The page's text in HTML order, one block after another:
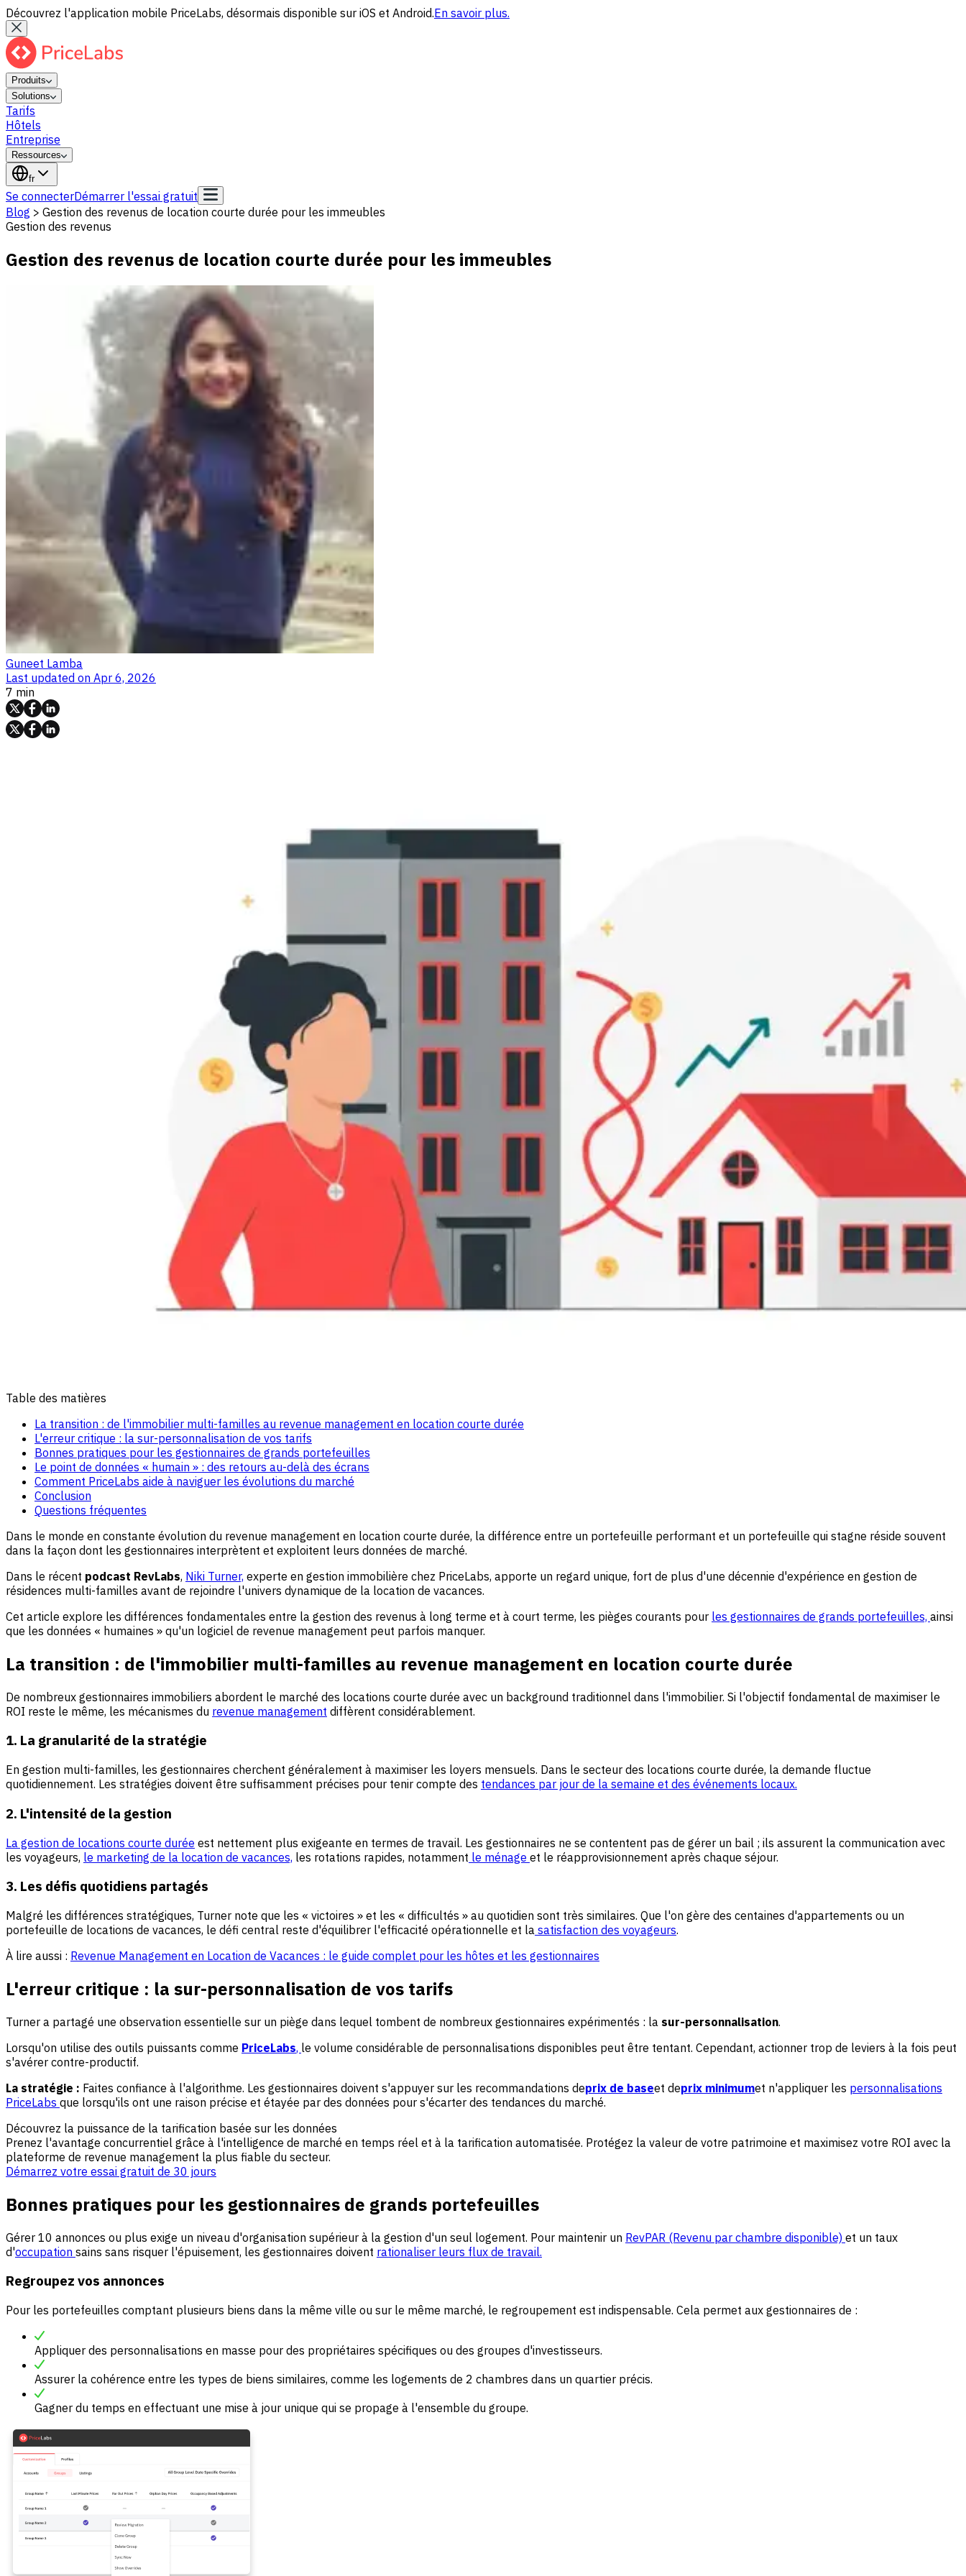
Découvrez l'application mobile PriceLabs, désormais disponible sur iOS et Android.En savoir plus.
Produits
Solutions
Tarifs
Hôtels
Entreprise
Ressources
fr
Se connecterDémarrer l'essai gratuit
Blog > Gestion des revenus de location courte durée pour les immeubles
Gestion des revenus
Gestion des revenus de location courte durée pour les immeubles
Guneet Lamba
Last updated on Apr 6, 2026
7 min
Table des matières
La transition : de l'immobilier multi-familles au revenue management en location courte durée
L'erreur critique : la sur-personnalisation de vos tarifs
Bonnes pratiques pour les gestionnaires de grands portefeuilles
Le point de données « humain » : des retours au-delà des écrans
Comment PriceLabs aide à naviguer les évolutions du marché
Conclusion
Questions fréquentes
Dans le monde en constante évolution du revenue management en location courte durée, la différence entre un portefeuille performant et un portefeuille qui stagne réside souvent
dans la façon dont les gestionnaires interprètent et exploitent leurs données de marché.
Dans le récent podcast RevLabs, Niki Turner, experte en gestion immobilière chez PriceLabs, apporte un regard unique, fort de plus d'une décennie d'expérience en gestion de
résidences multi-familles avant de rejoindre l'univers dynamique de la location de vacances.
Cet article explore les différences fondamentales entre la gestion des revenus à long terme et à court terme, les pièges courants pour les gestionnaires de grands portefeuilles, ainsi
que les données « humaines » qu'un logiciel de revenue management peut parfois manquer.
La transition : de l'immobilier multi-familles au revenue management en location courte durée
De nombreux gestionnaires immobiliers abordent le marché des locations courte durée avec un background traditionnel dans l'immobilier. Si l'objectif fondamental de maximiser le
ROI reste le même, les mécanismes du revenue management diffèrent considérablement.
1. La granularité de la stratégie
En gestion multi-familles, les gestionnaires cherchent généralement à maximiser les loyers mensuels. Dans le secteur des locations courte durée, la demande fluctue
quotidiennement. Les stratégies doivent être suffisamment précises pour tenir compte des tendances par jour de la semaine et des événements locaux.
2. L'intensité de la gestion
La gestion de locations courte durée est nettement plus exigeante en termes de travail. Les gestionnaires ne se contentent pas de gérer un bail ; ils assurent la communication avec
les voyageurs, le marketing de la location de vacances, les rotations rapides, notamment le ménage et le réapprovisionnement après chaque séjour.
3. Les défis quotidiens partagés
Malgré les différences stratégiques, Turner note que les « victoires » et les « difficultés » au quotidien sont très similaires. Que l'on gère des centaines d'appartements ou un
portefeuille de locations de vacances, le défi central reste d'équilibrer l'efficacité opérationnelle et la satisfaction des voyageurs.
À lire aussi : Revenue Management en Location de Vacances : le guide complet pour les hôtes et les gestionnaires
L'erreur critique : la sur-personnalisation de vos tarifs
Turner a partagé une observation essentielle sur un piège dans lequel tombent de nombreux gestionnaires expérimentés : la sur-personnalisation.
Lorsqu'on utilise des outils puissants comme PriceLabs, le volume considérable de personnalisations disponibles peut être tentant. Cependant, actionner trop de leviers à la fois peut
s'avérer contre-productif.
La stratégie : Faites confiance à l'algorithme. Les gestionnaires doivent s'appuyer sur les recommandations deprix de baseet deprix minimumet n'appliquer les personnalisations
PriceLabs que lorsqu'ils ont une raison précise et étayée par des données pour s'écarter des tendances du marché.
Découvrez la puissance de la tarification basée sur les données
Prenez l'avantage concurrentiel grâce à l'intelligence de marché en temps réel et à la tarification automatisée. Protégez la valeur de votre patrimoine et maximisez votre ROI avec la
plateforme de revenue management la plus fiable du secteur.
Démarrez votre essai gratuit de 30 jours
Bonnes pratiques pour les gestionnaires de grands portefeuilles
Gérer 10 annonces ou plus exige un niveau d'organisation supérieur à la gestion d'un seul logement. Pour maintenir un RevPAR (Revenu par chambre disponible) et un taux
d'occupation sains sans risquer l'épuisement, les gestionnaires doivent rationaliser leurs flux de travail.
Regroupez vos annonces
Pour les portefeuilles comptant plusieurs biens dans la même ville ou sur le même marché, le regroupement est indispensable. Cela permet aux gestionnaires de :
Appliquer des personnalisations en masse pour des propriétaires spécifiques ou des groupes d'investisseurs.
Assurer la cohérence entre les types de biens similaires, comme les logements de 2 chambres dans un quartier précis.
Gagner du temps en effectuant une mise à jour unique qui se propage à l'ensemble du groupe.